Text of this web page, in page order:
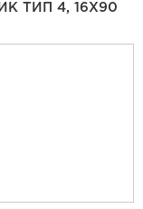
ТИП 4, 16Х90